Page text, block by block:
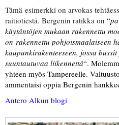
Tämä esimerkki on arvokas
raitiotiestä. Bergenin ratikka on “
käytäntöjen mukaan rakennettu
on rakennettu pohjoismaalaiseen
kaupunkirakenteeseen, jossa
suuntautuvaa liikennettä“.
yhteen myös Tampereelle.
ammentaisi oppia Bergenin
Antero Alkun blogi